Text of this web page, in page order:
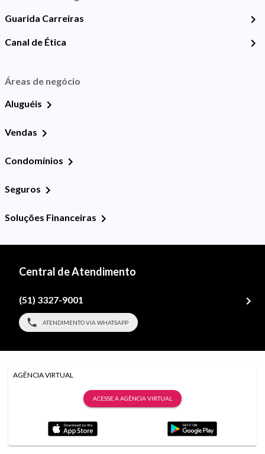
Guarida Carreiras
Canal de Ética
Áreas de negócio
Aluguéis
Vendas
Condomínios
Seguros
Soluções Financeiras
Central de Atendimento
(51) 3327-9001
ATENDIMENTO VIA WHATSAPP
AGÊNCIA VIRTUAL
ACESSE A AGÊNCIA VIRTUAL